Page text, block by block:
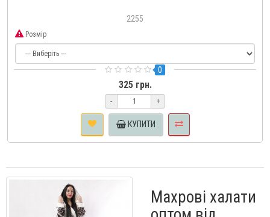
2255
Розмір
0
325 грн.
- +
КУПИТИ
Махрові халати